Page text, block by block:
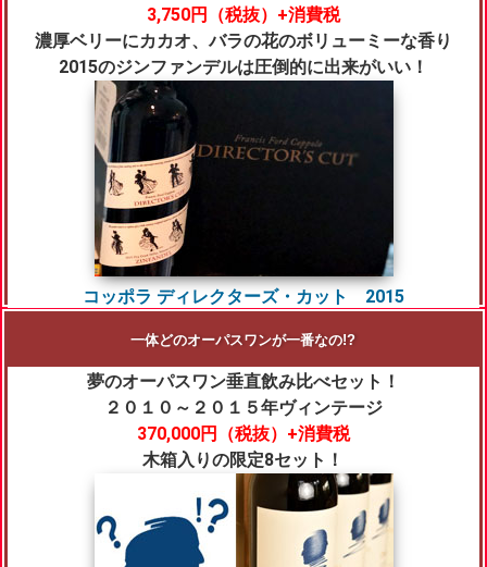
3,750円（税抜）+消費税
濃厚ベリーにカカオ、バラの花のボリューミーな香り
2015のジンファンデルは圧倒的に出来がいい！
コッポラ ディレクターズ・カット 2015
一体どのオーパスワンが一番なの!?
夢のオーパスワン垂直飲み比べセット！
２０１０～２０１５年ヴィンテージ
370,000円（税抜）+消費税
木箱入りの限定8セット！